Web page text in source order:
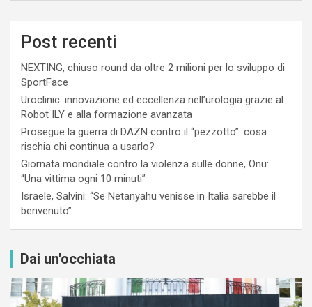
Post recenti
NEXTING, chiuso round da oltre 2 milioni per lo sviluppo di
SportFace
Uroclinic: innovazione ed eccellenza nell’urologia grazie al
Robot ILY e alla formazione avanzata
Prosegue la guerra di DAZN contro il “pezzotto”: cosa
rischia chi continua a usarlo?
Giornata mondiale contro la violenza sulle donne, Onu:
“Una vittima ogni 10 minuti”
Israele, Salvini: “Se Netanyahu venisse in Italia sarebbe il
benvenuto”
Dai un'occhiata